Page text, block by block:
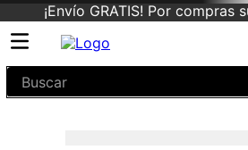
¡Envío GRATIS! Por compras
Buscar